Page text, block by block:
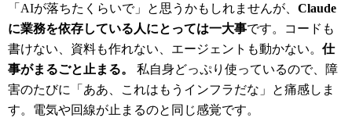
「AIが落ちたくらいで」と思うかもしれませんが、 Claude
に業務を依存している人にとっては一大事です。コードも
書けない、資料も作れない、エージェントも動かない。 仕
事がまるごと止まる。
私自身どっぷり使っているので、障
害のたびに「ああ、これはもうインフラだな」と痛感しま
す。電気や回線が止まるのと同じ感覚です。